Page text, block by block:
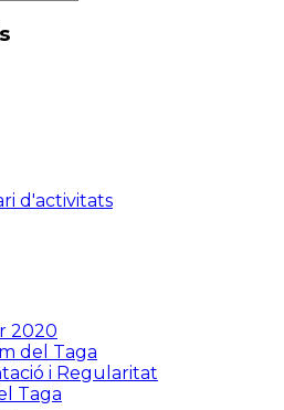
d'activitats
2020
del Taga
i Regularitat
Taga